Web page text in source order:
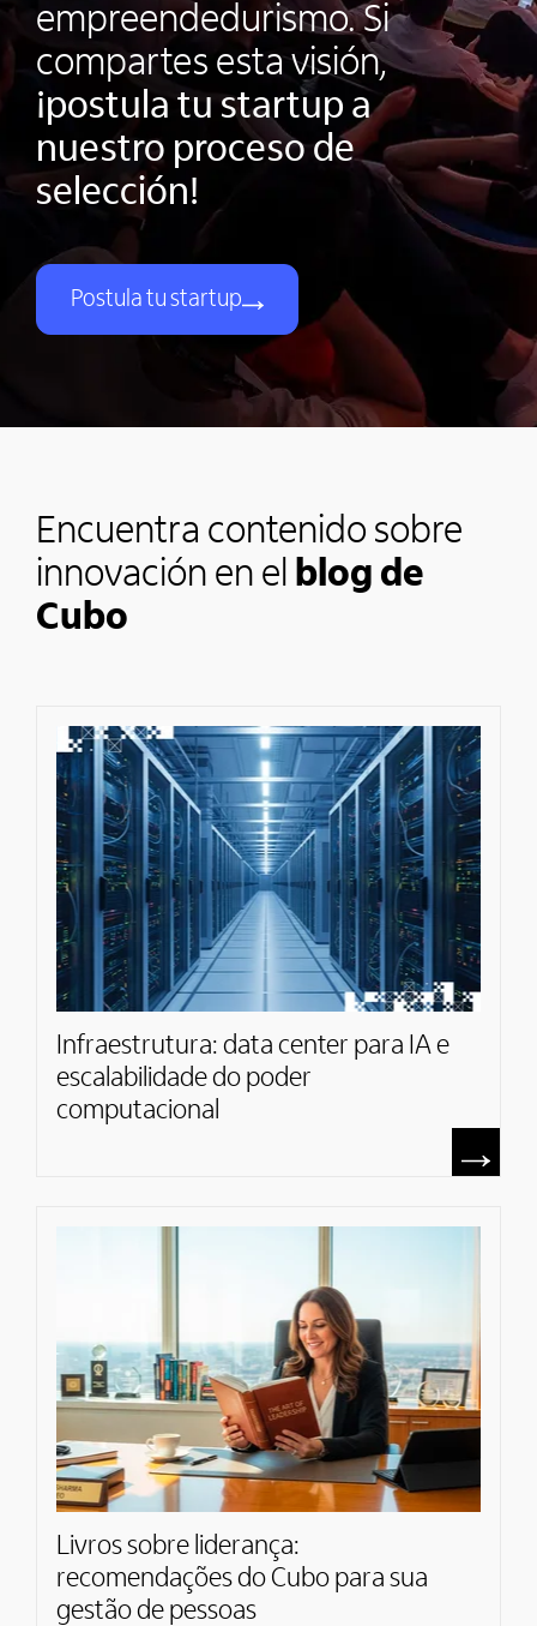
empreendedurismo. Si
compartes esta visión,
¡postula tu startup a
nuestro proceso de
selección!
Postula tu startup
Encuentra contenido sobre
innovación en el blog de
Cubo
Infraestrutura: data center para IA e
escalabilidade do poder
computacional
Livros sobre liderança:
recomendações do Cubo para sua
gestão de pessoas